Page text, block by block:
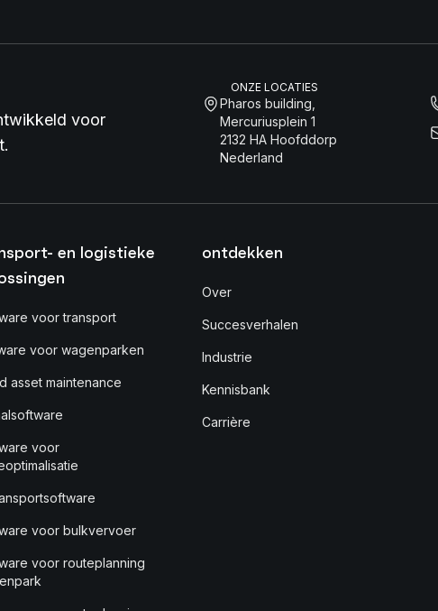
voor
ONZE LOCATIES
Pharos building,
Mercuriusplein 1
2132 HA Hoofddorp
Nederland
en logistieke
voor transport
voor wagenparken
asset maintenance
voor
voor bulkvervoer
voor routeplanning
ontdekken
Over
Succesverhalen
Industrie
Kennisbank
Carrière